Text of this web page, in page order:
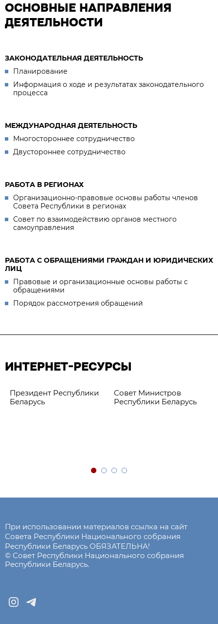
ОСНОВНЫЕ НАПРАВЛЕНИЯ
ДЕЯТЕЛЬНОСТИ
ЗАКОНОДАТЕЛЬНАЯ ДЕЯТЕЛЬНОСТЬ
Планирование
Информация о ходе и результатах законодательного
процесса
МЕЖДУНАРОДНАЯ ДЕЯТЕЛЬНОСТЬ
Многостороннее сотрудничество
Двустороннее сотрудничество
РАБОТА В РЕГИОНАХ
Организационно-правовые основы работы членов
Совета Республики в регионах
Совет по взаимодействию органов местного
самоуправления
РАБОТА С ОБРАЩЕНИЯМИ ГРАЖДАН И ЮРИДИЧЕСКИХ
ЛИЦ
Правовые и организационные основы работы с
обращениями
Порядок рассмотрения обращений
ИНТЕРНЕТ-РЕСУРСЫ
Президент Республики
Беларусь
Совет Министров
Республики Беларусь
При использовании материалов ссылка на сайт
Совета Республики Национального собрания
Республики Беларусь ОБЯЗАТЕЛЬНА!
© Совет Республики Национального собрания
Республики Беларусь.